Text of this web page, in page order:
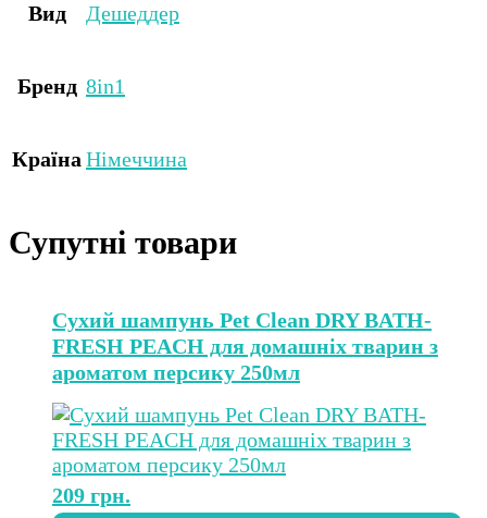
Вид Дешеддер
Бренд 8in1
Країна Німеччина
Супутні товари
Сухий шампунь Pet Clean DRY BATH-
FRESH PEACH для домашніх тварин з
ароматом персику 250мл
209 грн.